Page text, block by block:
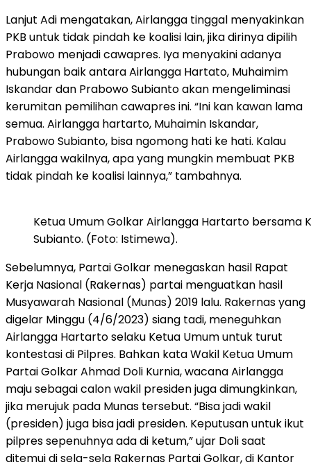
Lanjut Adi mengatakan, Airlangga tinggal menyakinkan
PKB untuk tidak pindah ke koalisi lain, jika dirinya dipilih
Prabowo menjadi cawapres. Iya menyakini adanya
hubungan baik antara Airlangga Hartato, Muhaimim
Iskandar dan Prabowo Subianto akan mengeliminasi
kerumitan pemilihan cawapres ini. “Ini kan kawan lama
semua. Airlangga hartarto, Muhaimin Iskandar,
Prabowo Subianto, bisa ngomong hati ke hati. Kalau
Airlangga wakilnya, apa yang mungkin membuat PKB
tidak pindah ke koalisi lainnya,” tambahnya.
Ketua Umum Golkar Airlangga Hartarto bersama
Subianto. (Foto: Istimewa).
Sebelumnya, Partai Golkar menegaskan hasil Rapat
Kerja Nasional (Rakernas) partai menguatkan hasil
Musyawarah Nasional (Munas) 2019 lalu. Rakernas yang
digelar Minggu (4/6/2023) siang tadi, meneguhkan
Airlangga Hartarto selaku Ketua Umum untuk turut
kontestasi di Pilpres. Bahkan kata Wakil Ketua Umum
Partai Golkar Ahmad Doli Kurnia, wacana Airlangga
maju sebagai calon wakil presiden juga dimungkinkan,
jika merujuk pada Munas tersebut. “Bisa jadi wakil
(presiden) juga bisa jadi presiden. Keputusan untuk ikut
pilpres sepenuhnya ada di ketum,” ujar Doli saat
ditemui di sela-sela Rakernas Partai Golkar, di Kantor